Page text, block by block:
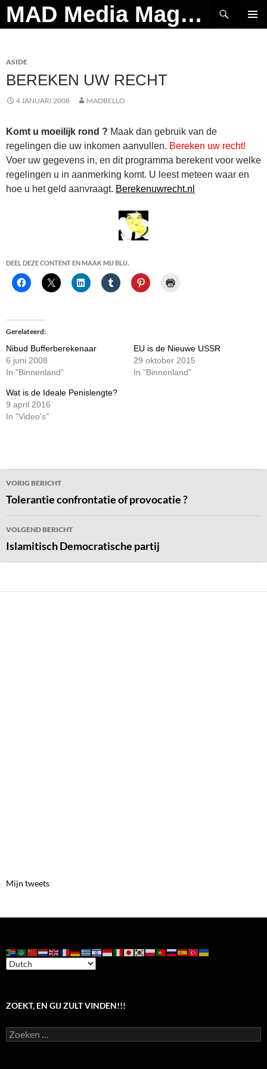
Ga
naar
MAD Media Magazine
Zoeken
ASIDE
BEREKEN UW RECHT
4 JANUARI 2008 MADBELLO
Komt u moeilijk rond ? Maak dan gebruik van de
regelingen die uw inkomen aanvullen. Bereken uw recht!
Voer uw gegevens in, en dit programma berekent voor welke
regelingen u in aanmerking komt. U leest meteen waar en
hoe u het geld aanvraagt. Berekenuwrecht.nl
DEEL DEZE CONTENT EN MAAK MIJ BLIJ.
Gerelateerd
Nibud Bufferberekenaar
6 juni 2008
In "Binnenland"
EU is de Nieuwe USSR
29 oktober 2015
In "Binnenland"
Wat is de Ideale Penislengte?
9 april 2016
In "Video's"
Bericht
navigatie
VORIG BERICHT
Tolerantie confrontatie of provocatie ?
VOLGEND BERICHT
Islamitisch Democratische partij
Mijn tweets
ZOEKT, EN GIJ ZULT VINDEN!!!
Zoeken
naar: